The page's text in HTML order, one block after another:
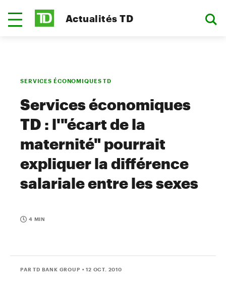
Actualités TD
SERVICES ÉCONOMIQUES TD
Services économiques
TD : l'"écart de la
maternité" pourrait
expliquer la différence
salariale entre les sexes
4 MIN
PAR TD BANK GROUP • 12 OCT. 2010